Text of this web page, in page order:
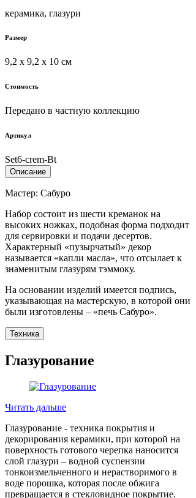
керамика, глазури
Размер
9,2 х 9,2 х 10 см
Стоимость
Передано в частную коллекцию
Артикул
Set6-crem-Bt
Описание
Мастер: Сабуро
Набор состоит из шести креманок на
высоких ножках, подобная форма подходит
для сервировки и подачи десертов.
Характерный «пузырчатый» декор
называется «капли масла», что отсылает к
знаменитым глазурям тэммоку.
На основании изделий имеется подпись,
указывающая на мастерскую, в которой они
были изготовлены – «печь Сабуро».
Техника
Глазурование
Читать дальше
Глазурование - техника покрытия и
декорирования керамики, при которой на
поверхность готового черепка наносится
слой глазури – водной суспензии
тонкоизмельченного и нерастворимого в
воде порошка, которая после обжига
превращается в стекловидное покрытие.